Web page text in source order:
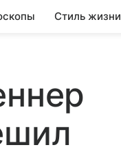
Стиль жизни